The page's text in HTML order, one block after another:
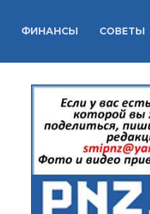
ФИНАНСЫ СОВЕТЫ